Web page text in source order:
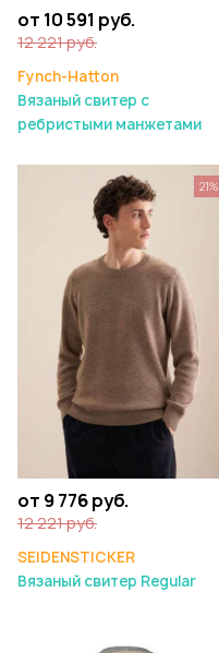
от 10 591 руб.
12 221 руб.
Fynch-Hatton
Вязаный свитер с
ребристыми манжетами
от 9 776 руб.
12 221 руб.
SEIDENSTICKER
Вязаный свитер Regular
21%